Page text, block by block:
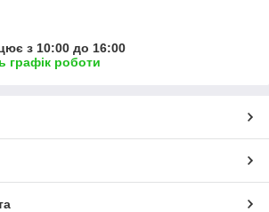
з 10:00 до 16:00
графік роботи